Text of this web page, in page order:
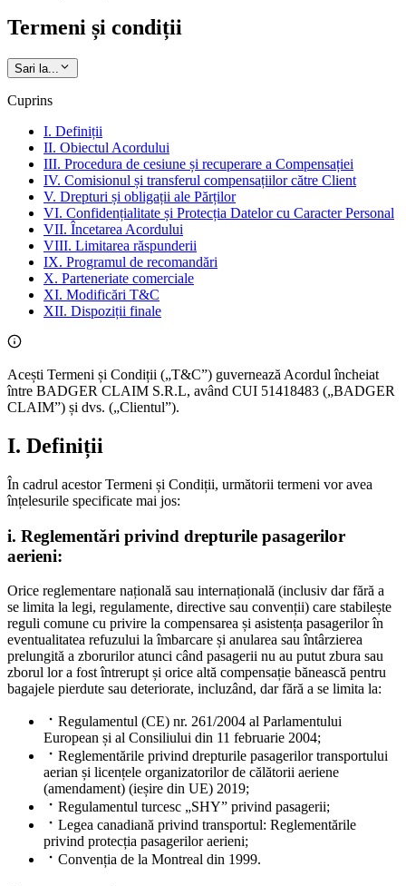
Termeni și condiții
Sari la...
Cuprins
I. Definiții
II. Obiectul Acordului
III. Procedura de cesiune și recuperare a Compensației
IV. Comisionul și transferul compensațiilor către Client
V. Drepturi și obligații ale Părților
VI. Confidențialitate și Protecția Datelor cu Caracter Personal
VII. Încetarea Acordului
VIII. Limitarea răspunderii
IX. Programul de recomandări
X. Parteneriate comerciale
XI. Modificări T&C
XII. Dispoziții finale
Acești Termeni și Condiții („T&C”) guvernează Acordul încheiat
între BADGER CLAIM S.R.L, având CUI 51418483 („BADGER
CLAIM”) și dvs. („Clientul”).
I. Definiții
În cadrul acestor Termeni și Condiții, următorii termeni vor avea
înțelesurile specificate mai jos:
i. Reglementări privind drepturile pasagerilor
aerieni:
Orice reglementare națională sau internațională (inclusiv dar fără a
se limita la legi, regulamente, directive sau convenții) care stabilește
reguli comune cu privire la compensarea și asistența pasagerilor în
eventualitatea refuzului la îmbarcare și anularea sau întârzierea
prelungită a zborurilor atunci când pasagerii nu au putut zbura sau
zborul lor a fost întrerupt și orice altă compensație bănească pentru
bagajele pierdute sau deteriorate, incluzând, dar fără a se limita la:
Regulamentul (CE) nr. 261/2004 al Parlamentului
European și al Consiliului din 11 februarie 2004;
Reglementările privind drepturile pasagerilor transportului
aerian și licențele organizatorilor de călătorii aeriene
(amendament) (ieșire din UE) 2019;
Regulamentul turcesc „SHY” privind pasagerii;
Legea canadiană privind transportul: Reglementările
privind protecția pasagerilor aerieni;
Convenția de la Montreal din 1999.